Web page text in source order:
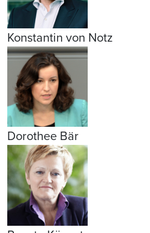
Konstantin von Notz
Dorothee Bär